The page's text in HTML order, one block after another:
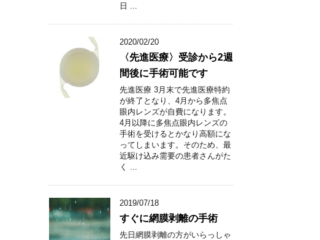
日 ...
2020/02/20
〈先進医療〉受診から2週
間後に手術可能です
先進医療 3月末で先進医療特約
が終了となり、4月から多焦点
眼内レンズが自費になります。
4月以降に多焦点眼内レンズの
手術を受けるとかなり高額にな
ってしまいます。そのため、最
近駆け込み需要の患者さんがた
く ...
2019/07/18
すぐに網膜剥離の手術
先日網膜剥離の方がいらっしゃ